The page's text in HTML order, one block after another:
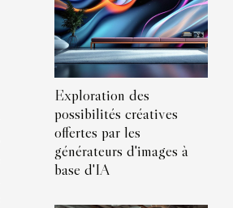
Exploration des
possibilités créatives
offertes par les
générateurs d'images à
base d'IA